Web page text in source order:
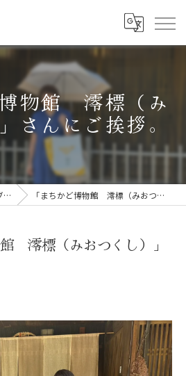
博物館 澪標（み
さんにご挨拶。
「まちかど博物館 澪標（みおつくし）」さんにご挨拶。
澪標（みおつくし）」